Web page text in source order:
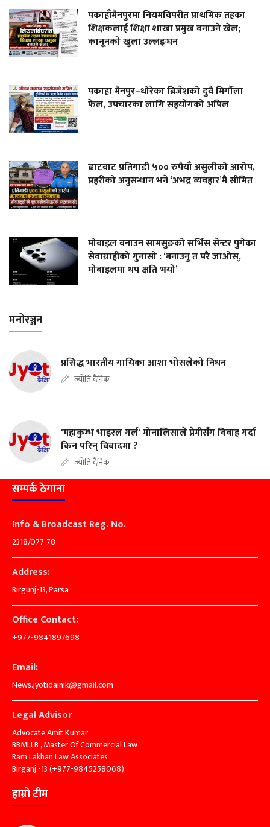
पकाहाँमैनपुरमा नियमविपरीत प्राथमिक तहका
शिक्षकलाई शिक्षा शाखा प्रमुख बनाउने खेल;
कानूनको खुला उल्लङ्घन
पकाहा मैनपुर–धोरेका ब्रिजेशको दुवै मिर्गौला
फेल, उपचारका लागि सहयोगको अपिल
ढाटबाट प्रतिगाडी ५०० रुपैयाँ असुलीको आरोप,
प्रहरीको अनुसन्धान भने ‘अभद्र व्यवहार’मै सीमित
मोबाइल बनाउन सामसुङको सर्भिस सेन्टर पुगेका
सेवाग्राहीको गुनासो : ‘बनाउनु त परै जाओस्,
मोबाइलमा थप क्षति भयो’
मनोरञ्जन
प्रसिद्ध भारतीय गायिका आशा भोसलेको निधन
ज्योति दैनिक
'महाकुम्भ भाइरल गर्ल' मोनालिसाले प्रेमीसँग विवाह गर्दा
किन परिन् विवादमा ?
ज्योति दैनिक
सम्पर्क ठेगाना
Info & Broadcast Reg. No.
2318/077-78
Address:
Birgunj-13, Parsa
Office Contact:
+977-9841897698
Email:
News.jyotidainik@gmail.com
Legal Advisor
Advocate Amit Kumar
BBMLLB , Master Of Commercial Law
Ram Lakhan Law Associates
Birganj -13 (+977-9845258068)
हाम्रो टीम